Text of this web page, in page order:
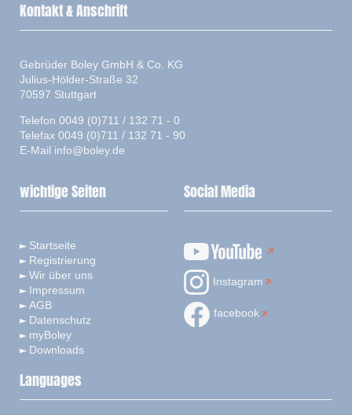
Kontakt & Anschrift
Gebrüder Boley GmbH & Co. KG
Julius-Hölder-Straße 32
70597 Stuttgart
Telefon 0049 (0)711 / 132 71 - 0
Telefax 0049 (0)711 / 132 71 - 90
E-Mail info@boley.de
wichtige Seiten
Startseite
Registrierung
Wir über uns
Impressum
AGB
Datenschutz
myBoley
Downloads
Social Media
Instagram
facebook
Languages